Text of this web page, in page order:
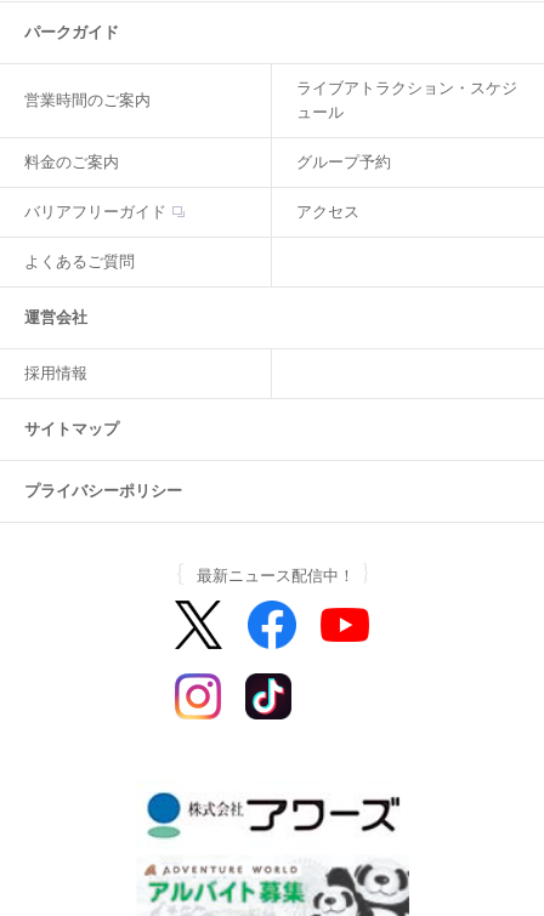
パークガイド
営業時間のご案内
ライブアトラクション・スケジ
ュール
料金のご案内 グループ予約
バリアフリーガイド アクセス
よくあるご質問
運営会社
採用情報
サイトマップ
プライバシーポリシー
最新ニュース配信中！